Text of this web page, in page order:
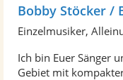
Bobby Stöcker /
Einzelmusiker,
Ich bin Euer Sänger
Gebiet mit